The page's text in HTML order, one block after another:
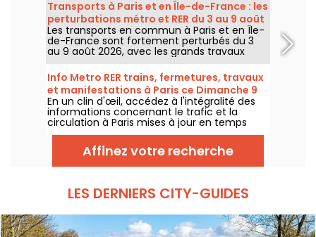
avant le retour d’un temps plus chaud et
ensoleillé pour le week-end.
Transports à Paris et en Île-de-France : les
perturbations métro et RER du 3 au 9 août
2026
Les transports en commun à Paris et en Île-
de-France sont fortement perturbés du 3
au 9 août 2026, avec les grands travaux
d'été qui impactent très durement
certaines lignes, selon la RATP et SNCF.
Info Metro RER trains, fermetures, travaux
et manifestations à Paris ce Dimanche 9
août 2026
En un clin d'œil, accédez à l'intégralité des
informations concernant le trafic et la
circulation à Paris mises à jour en temps
réel. Metro RER et Transilien de la RATP,
travaux, circulation, grands évènements et
manifestations, on vous donne toutes les
informations pratiques à connaître avant de
Affinez votre recherche
LES DERNIERS CITY-GUIDES